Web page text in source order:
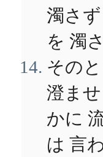
濁さず
を 濁
その
澄ま
かに
は 言